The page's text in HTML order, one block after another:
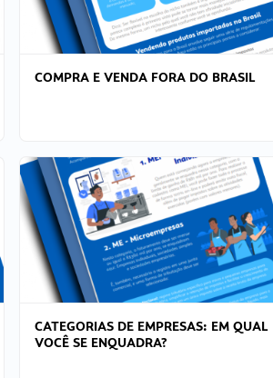
COMPRA E VENDA FORA DO BRASIL
CATEGORIAS DE EMPRESAS: EM QUAL
VOCÊ SE ENQUADRA?